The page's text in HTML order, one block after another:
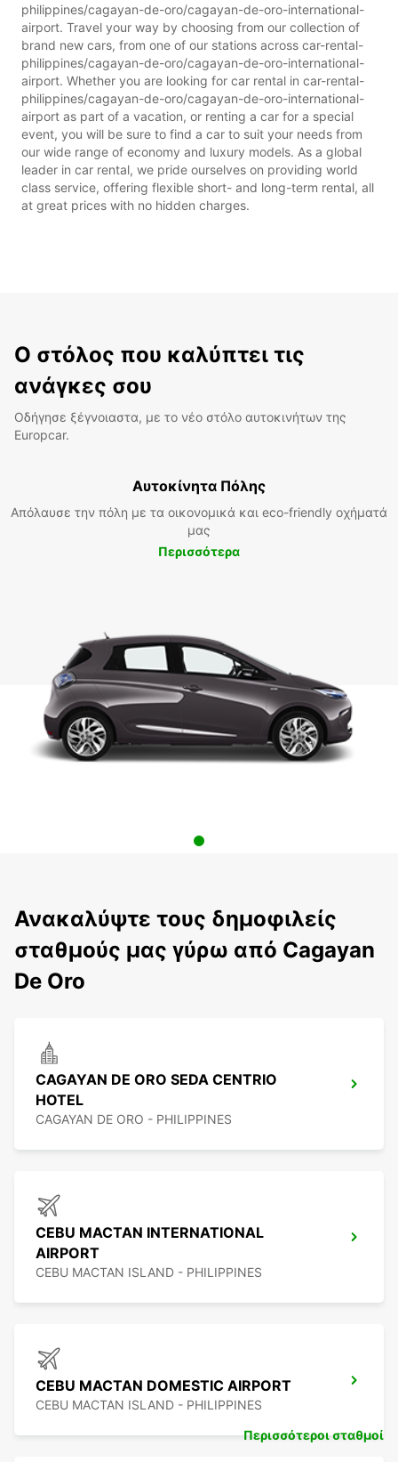
philippines/cagayan-de-oro/cagayan-de-oro-international-
airport. Travel your way by choosing from our collection of
brand new cars, from one of our stations across car-rental-
philippines/cagayan-de-oro/cagayan-de-oro-international-
airport. Whether you are looking for car rental in car-rental-
philippines/cagayan-de-oro/cagayan-de-oro-international-
airport as part of a vacation, or renting a car for a special
event, you will be sure to find a car to suit your needs from
our wide range of economy and luxury models. As a global
leader in car rental, we pride ourselves on providing world
class service, offering flexible short- and long-term rental, all
at great prices with no hidden charges.
Ο στόλος που καλύπτει τις
ανάγκες σου
Οδήγησε ξέγνοιαστα, με το νέο στόλο αυτοκινήτων της
Europcar.
Αυτοκίνητα Πόλης
Απόλαυσε την πόλη με τα οικονομικά και eco-friendly οχήματά
μας
Περισσότερα
Ανακαλύψτε τους δημοφιλείς
σταθμούς μας γύρω από Cagayan
De Oro
CAGAYAN DE ORO SEDA CENTRIO
HOTEL
CAGAYAN DE ORO - PHILIPPINES
CEBU MACTAN INTERNATIONAL
AIRPORT
CEBU MACTAN ISLAND - PHILIPPINES
CEBU MACTAN DOMESTIC AIRPORT
CEBU MACTAN ISLAND - PHILIPPINES
Περισσότεροι σταθμοί